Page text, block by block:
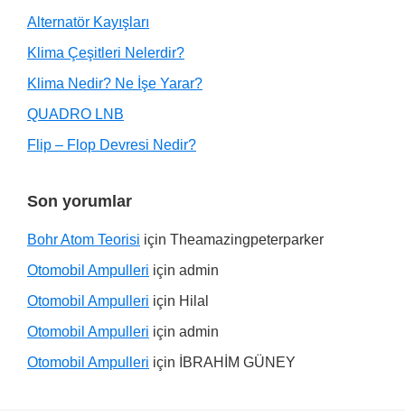
Alternatör Kayışları
Klima Çeşitleri Nelerdir?
Klima Nedir? Ne İşe Yarar?
QUADRO LNB
Flip – Flop Devresi Nedir?
Son yorumlar
Bohr Atom Teorisi için Theamazingpeterparker
Otomobil Ampulleri için admin
Otomobil Ampulleri için Hilal
Otomobil Ampulleri için admin
Otomobil Ampulleri için İBRAHİM GÜNEY